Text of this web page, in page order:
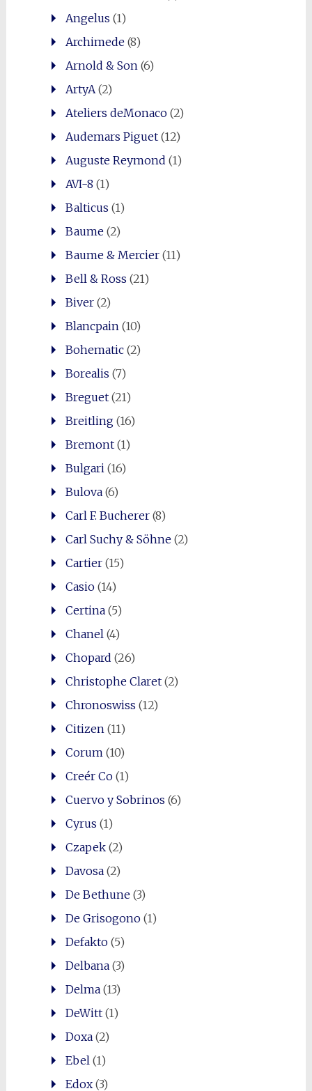
Angelus (1)
Archimede(8)
Arnold & Son (6)
ArtyA (2)
Ateliers deMonaco(2)
Audemars Piguet(12)
Auguste Reymond (1)
AVI-8 (1)
Balticus (1)
Baume(2)
Baume & Mercier(11)
Bell & Ross (21)
Biver(2)
Blancpain (10)
Bohematic(2)
Borealis (7)
Breguet(21)
Breitling(16)
Bremont(1)
Bulgari (16)
Bulova(6)
Carl F. Bucherer(8)
Carl Suchy & Söhne(2)
Cartier(15)
Casio(14)
Certina(5)
Chanel (4)
Chopard (26)
Christophe Claret(2)
Chronoswiss (12)
Citizen (11)
Corum (10)
Creér Co(1)
Cuervo y Sobrinos (6)
Cyrus (1)
Czapek(2)
Davosa(2)
De Bethune(3)
De Grisogono(1)
Defakto(5)
Delbana(3)
Delma(13)
DeWitt(1)
Doxa(2)
Ebel (1)
Edox(3)